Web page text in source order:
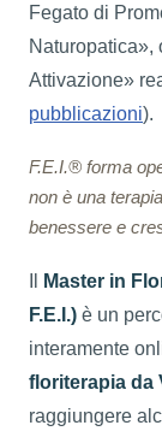
Fegato di
Attivazione»
pubblicazioni).
F.E.I.® forma
non è una
benessere e
Master in
F.E.I.) è un
interamente
floriterapia da
raggiungere